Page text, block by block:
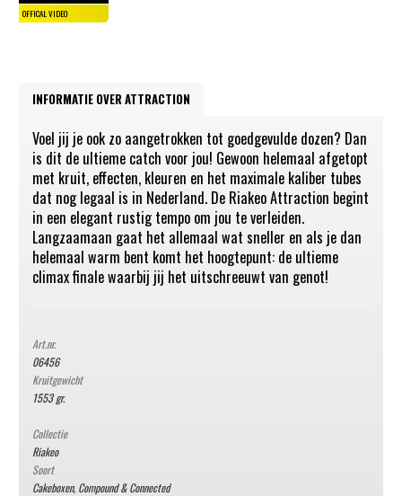
INFORMATIE OVER ATTRACTION
Voel jij je ook zo aangetrokken tot goedgevulde dozen? Dan
is dit de ultieme catch voor jou! Gewoon helemaal afgetopt
met kruit, effecten, kleuren en het maximale kaliber tubes
dat nog legaal is in Nederland. De Riakeo Attraction begint
in een elegant rustig tempo om jou te verleiden.
Langzaamaan gaat het allemaal wat sneller en als je dan
helemaal warm bent komt het hoogtepunt: de ultieme
climax finale waarbij jij het uitschreeuwt van genot!
Art.nr.
06456
Kruitgewicht
1553 gr.
Collectie
Riakeo
Soort
Cakeboxen, Compound & Connected